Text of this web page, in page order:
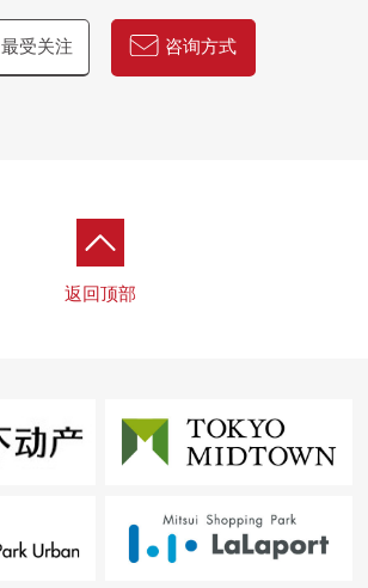
最受关注 咨询方式
返回顶部